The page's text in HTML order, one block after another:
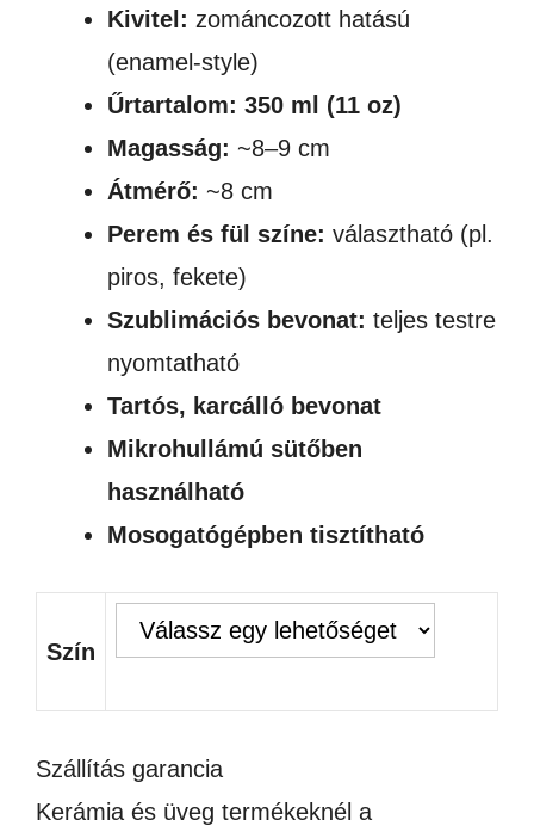
Kivitel: zománcozott hatású
(enamel-style)
Űrtartalom: 350 ml (11 oz)
Magasság: ~8–9 cm
Átmérő: ~8 cm
Perem és fül színe: választható (pl.
piros, fekete)
Szublimációs bevonat: teljes testre
nyomtatható
Tartós, karcálló bevonat
Mikrohullámú sütőben
használható
Mosogatógépben tisztítható
Szín
Szállítás garancia
Kerámia és üveg termékeknél a